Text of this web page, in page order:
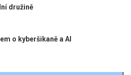
družině
o kyberšikaně a AI